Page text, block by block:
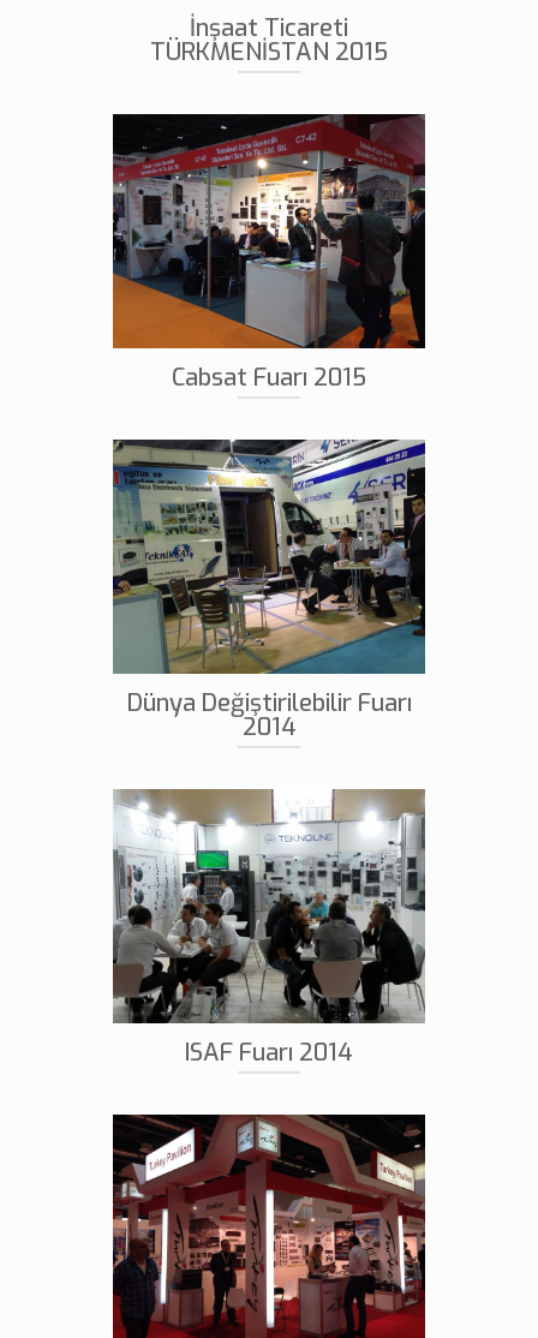
İnşaat Ticareti
TÜRKMENİSTAN 2015
Cabsat Fuarı 2015
Dünya Değiştirilebilir Fuarı
2014
ISAF Fuarı 2014